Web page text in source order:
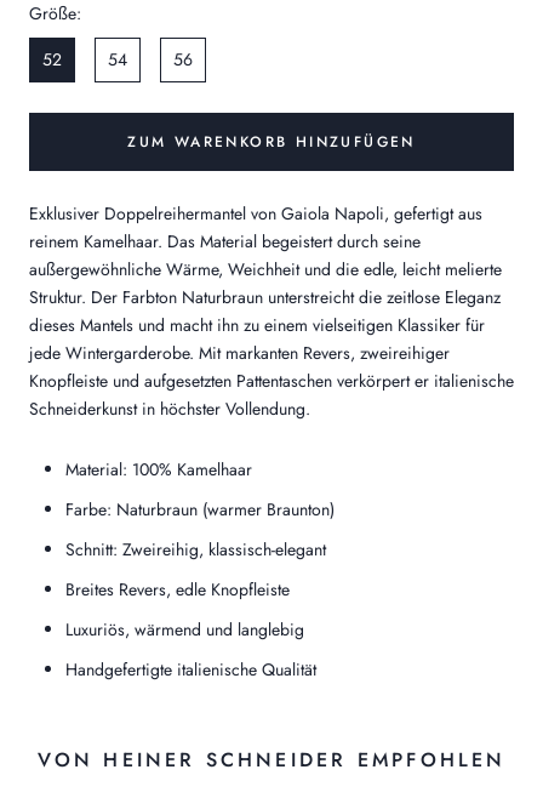
Größe:
52
54 56
ZUM WARENKORB HINZUFÜGEN
Exklusiver Doppelreihermantel von Gaiola Napoli, gefertigt aus
reinem Kamelhaar. Das Material begeistert durch seine
außergewöhnliche Wärme, Weichheit und die edle, leicht melierte
Struktur. Der Farbton Naturbraun unterstreicht die zeitlose Eleganz
dieses Mantels und macht ihn zu einem vielseitigen Klassiker für
jede Wintergarderobe. Mit markanten Revers, zweireihiger
Knopfleiste und aufgesetzten Pattentaschen verkörpert er italienische
Schneiderkunst in höchster Vollendung.
Material: 100% Kamelhaar
Farbe: Naturbraun (warmer Braunton)
Schnitt: Zweireihig, klassisch-elegant
Breites Revers, edle Knopfleiste
Luxuriös, wärmend und langlebig
Handgefertigte italienische Qualität
VON HEINER SCHNEIDER EMPFOHLEN